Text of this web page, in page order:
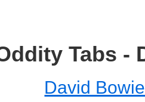
Tabs -
David Bowie